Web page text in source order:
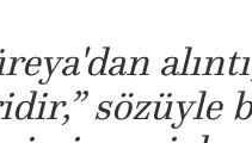
sözüyle